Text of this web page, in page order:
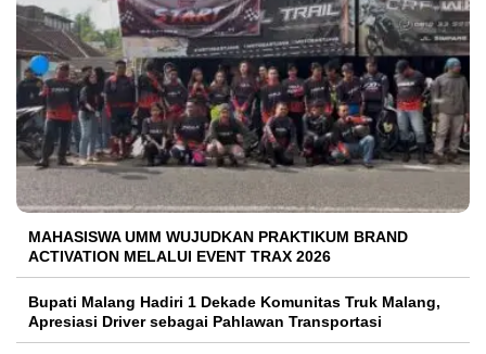
MAHASISWA UMM WUJUDKAN PRAKTIKUM BRAND
ACTIVATION MELALUI EVENT TRAX 2026
Bupati Malang Hadiri 1 Dekade Komunitas Truk Malang,
Apresiasi Driver sebagai Pahlawan Transportasi